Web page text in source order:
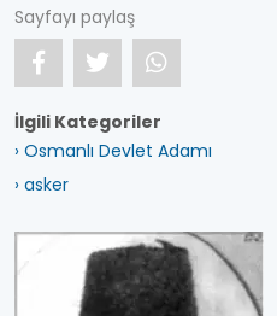
Sayfayı paylaş
İlgili Kategoriler
› Osmanlı Devlet Adamı
› asker